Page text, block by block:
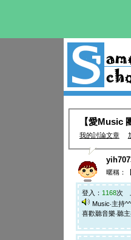
【愛Music
我的討論文章
暱稱：
登入： 1168次
Music‧主持
喜歡聽音樂‧聽